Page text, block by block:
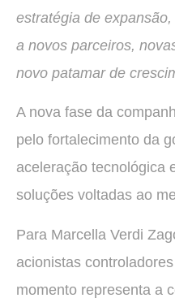
estratégia de
a novos parceiros,
novo patamar de
A nova fase da
pelo fortalecimento da
aceleração tecnológica
soluções voltadas ao
Para Marcella Verdi
acionistas
momento representa a